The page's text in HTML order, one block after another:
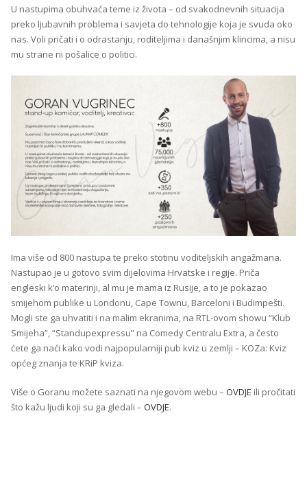
U nastupima obuhvaća teme iz života – od svakodnevnih situacija
preko ljubavnih problema i savjeta do tehnologije koja je svuda oko
nas. Voli pričati i o odrastanju, roditeljima i današnjim klincima, a nisu
mu strane ni pošalice o politici.
Ima više od 800 nastupa te preko stotinu voditeljskih angažmana.
Nastupao je u gotovo svim dijelovima Hrvatske i regije. Priča
engleski k’o materinji, al mu je mama iz Rusije, a to je pokazao
smijehom publike u Londonu, Cape Townu, Barceloni i Budimpešti.
Mogli ste ga uhvatiti i na malim ekranima, na RTL-ovom showu “Klub
Smijeha”, “Standupexpressu” na Comedy Centralu Extra, a često
ćete ga naći kako vodi najpopularniji pub kviz u zemlji – KOZa: Kviz
općeg znanja te KRiP kviza.
Više o Goranu možete saznati na njegovom webu – OVDJE ili pročitati
što kažu ljudi koji su ga gledali – OVDJE.